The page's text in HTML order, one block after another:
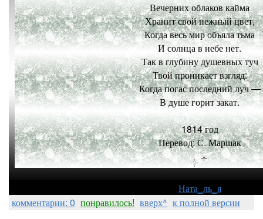
Вечерних облаков кайма
Хранит свой нежный цвет,
Когда весь мир объяла тьма
И солнца в небе нет.
Так в глубину душевных туч
Твой проникает взгляд:
Когда погас последний луч —
В душе горит закат.
1814 год
Перевод: С. Маршак
Ната_ль_я
комментарии: 0 понравилось! вверх^ к полной версии